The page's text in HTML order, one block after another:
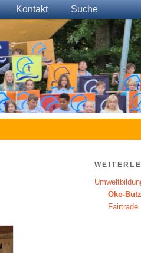
Kontakt Suche
Öko-
Fairtrade